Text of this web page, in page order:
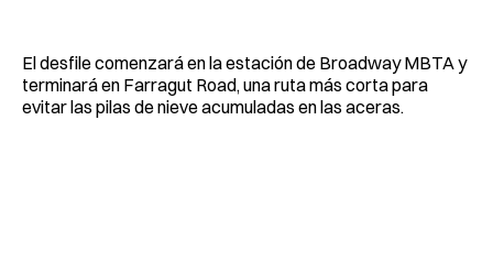
El desfile comenzará en la estación de Broadway MBTA y
terminará en Farragut Road, una ruta más corta para
evitar las pilas de nieve acumuladas en las aceras.